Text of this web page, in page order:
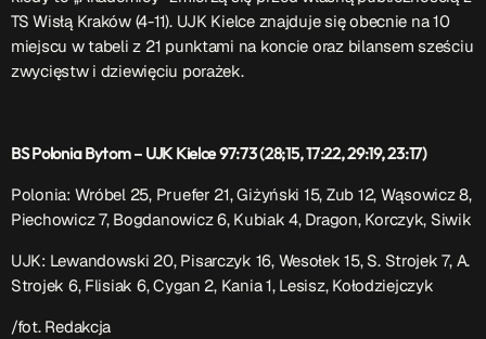
Patronat medialny Radia Fraszka
– regulamin, logotypy,
itp.Czytaj więcej…
Wyszukaj
ON AIR
TS Wisłą Kraków (4-11). UJK Kielce znajduje się obecnie na 10
miejscu w tabeli z 21 punktami na koncie oraz bilansem sześciu
zwycięstw i dziewięciu porażek.
BS Polonia Bytom – UJK Kielce 97:73 (28;15, 17:22, 29:19, 23:17)
Polonia: Wróbel 25, Pruefer 21, Giżyński 15, Zub 12, Wąsowicz 8,
Piechowicz 7, Bogdanowicz 6, Kubiak 4, Dragon, Korczyk, Siwik
UJK: Lewandowski 20, Pisarczyk 16, Wesołek 15, S. Strojek 7, A.
Strojek 6, Flisiak 6, Cygan 2, Kania 1, Lesisz, Kołodziejczyk
/fot. Redakcja